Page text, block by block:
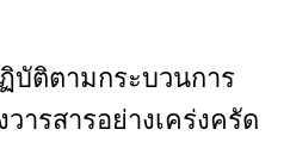
บัติตามกระบวนการ
ารสารอย่างเคร่งครัด